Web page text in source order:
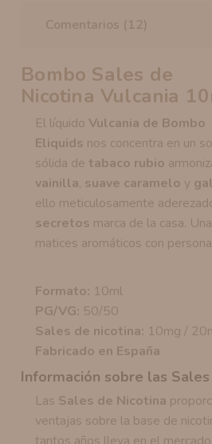
Comentarios (12)
Bombo Sales de
Nicotina Vulcania
El líquido Vulcania de Bombo
Eliquids nos concentra en un
sólida de tabaco rubio
vainilla, suave caramelo y
ello meticulosamente
secretos marca de la casa.
matices aromáticos con
Formato: 10ml
PG/VG: 50/50
Sales de nicotina: 10mg /
Fabricado en España
Información sobre las
Las Sales de Nicotina
ventajas sobre la base de